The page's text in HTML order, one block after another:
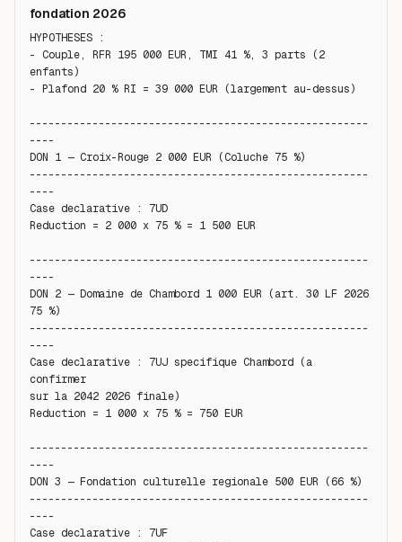
fondation 2026
HYPOTHESES :
- Couple, RFR 195 000 EUR, TMI 41 %, 3 parts (2
enfants)
- Plafond 20 % RI = 39 000 EUR (largement au-dessus)
------------------------------------------------------
----
DON 1 — Croix-Rouge 2 000 EUR (Coluche 75 %)
------------------------------------------------------
----
Case declarative : 7UD
Reduction = 2 000 x 75 % = 1 500 EUR
------------------------------------------------------
----
DON 2 — Domaine de Chambord 1 000 EUR (art. 30 LF 2026
75 %)
------------------------------------------------------
----
Case declarative : 7UJ specifique Chambord (a
confirmer
sur la 2042 2026 finale)
Reduction = 1 000 x 75 % = 750 EUR
------------------------------------------------------
----
DON 3 — Fondation culturelle regionale 500 EUR (66 %)
------------------------------------------------------
----
Case declarative : 7UF